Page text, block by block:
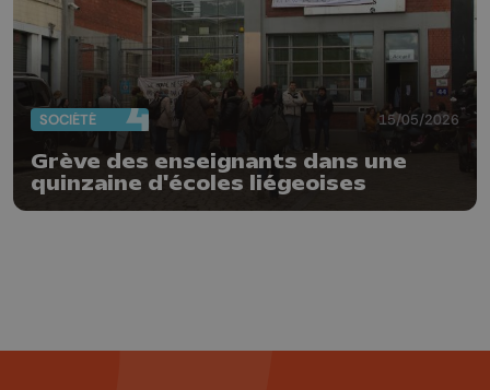
SOCIÉTÉ 15/05/2026
Grève des enseignants dans une
quinzaine d'écoles liégeoises